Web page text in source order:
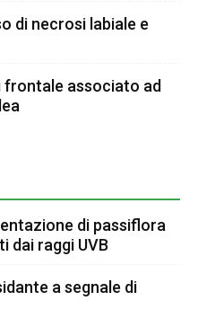
di necrosi labiale e
associato ad
di passiflora
dai raggi UVB
a segnale di